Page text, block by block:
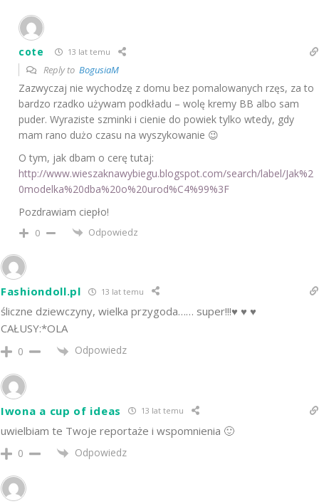
cote 13 lat temu
Reply to BogusiaM
Zazwyczaj nie wychodzę z domu bez pomalowanych rzęs, za to
bardzo rzadko używam podkładu – wolę kremy BB albo sam
puder. Wyraziste szminki i cienie do powiek tylko wtedy, gdy
mam rano dużo czasu na wyszykowanie 😉
O tym, jak dbam o cerę tutaj:
http://www.wieszaknawybiegu.blogspot.com/search/label/Jak%2
0modelka%20dba%20o%20urod%C4%99%3F
Pozdrawiam ciepło!
0 Odpowiedz
Fashiondoll.pl 13 lat temu
śliczne dziewczyny, wielka przygoda…… super!!!♥ ♥ ♥
CAŁUSY:*OLA
0 Odpowiedz
Iwona a cup of ideas 13 lat temu
uwielbiam te Twoje reportaże i wspomnienia 🙂
0 Odpowiedz